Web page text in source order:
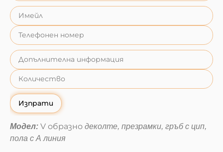
Изпрати
Модел: V образно деколте, презрамки, гръб с цип,
пола с А линия